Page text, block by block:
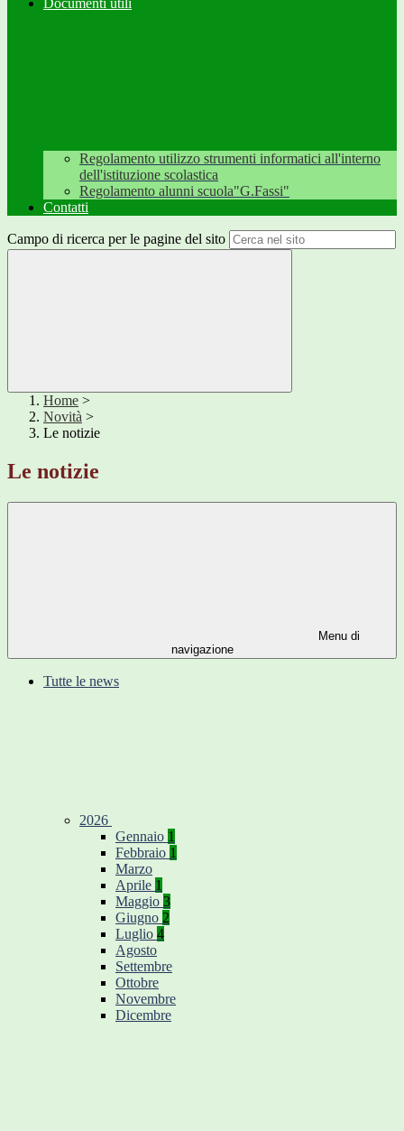
Documenti utili
Regolamento utilizzo strumenti informatici all'interno
dell'istituzione scolastica
Regolamento alunni scuola"G.Fassi"
Contatti
Campo di ricerca per le pagine del sito
Home >
Novità >
Le notizie
Le notizie
Menu di
navigazione
Tutte le news
2026
Gennaio 1
Febbraio 1
Marzo
Aprile 1
Maggio 3
Giugno 2
Luglio 4
Agosto
Settembre
Ottobre
Novembre
Dicembre